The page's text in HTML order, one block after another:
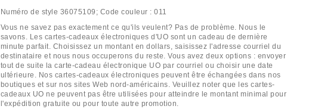
Numéro de style 36075109; Code couleur : 011
Vous ne savez pas exactement ce qu'ils veulent? Pas de problème. Nous le
savons. Les cartes-cadeaux électroniques d'UO sont un cadeau de dernière
minute parfait. Choisissez un montant en dollars, saisissez l'adresse courriel du
destinataire et nous nous occuperons du reste. Vous avez deux options : envoyer
tout de suite la carte-cadeau électronique UO par courriel ou choisir une date
ultérieure. Nos cartes-cadeaux électroniques peuvent être échangées dans nos
boutiques et sur nos sites Web nord-américains. Veuillez noter que les cartes-
cadeaux UO ne peuvent pas être utilisées pour atteindre le montant minimal pour
l'expédition gratuite ou pour toute autre promotion.